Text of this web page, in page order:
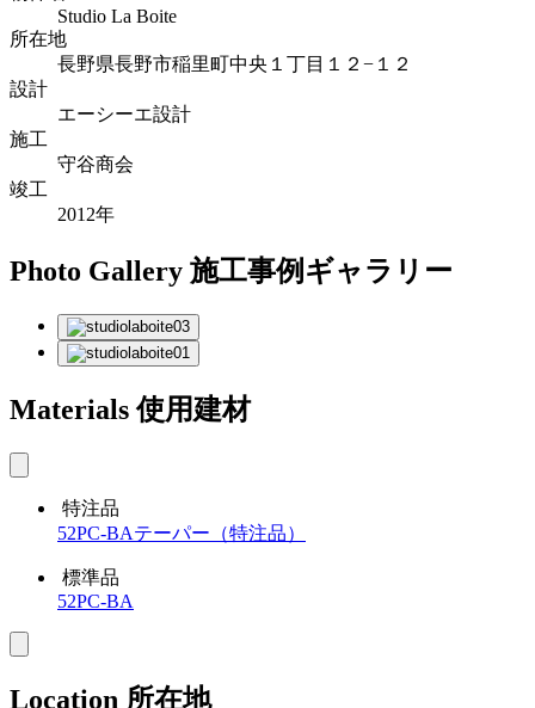
Studio La Boite
所在地
長野県長野市稲里町中央１丁目１２−１２
設計
エーシーエ設計
施工
守谷商会
竣工
2012年
Photo Gallery 施工事例ギャラリー
Materials 使用建材
特注品
52PC-BAテーパー（特注品）
標準品
52PC-BA
Location 所在地